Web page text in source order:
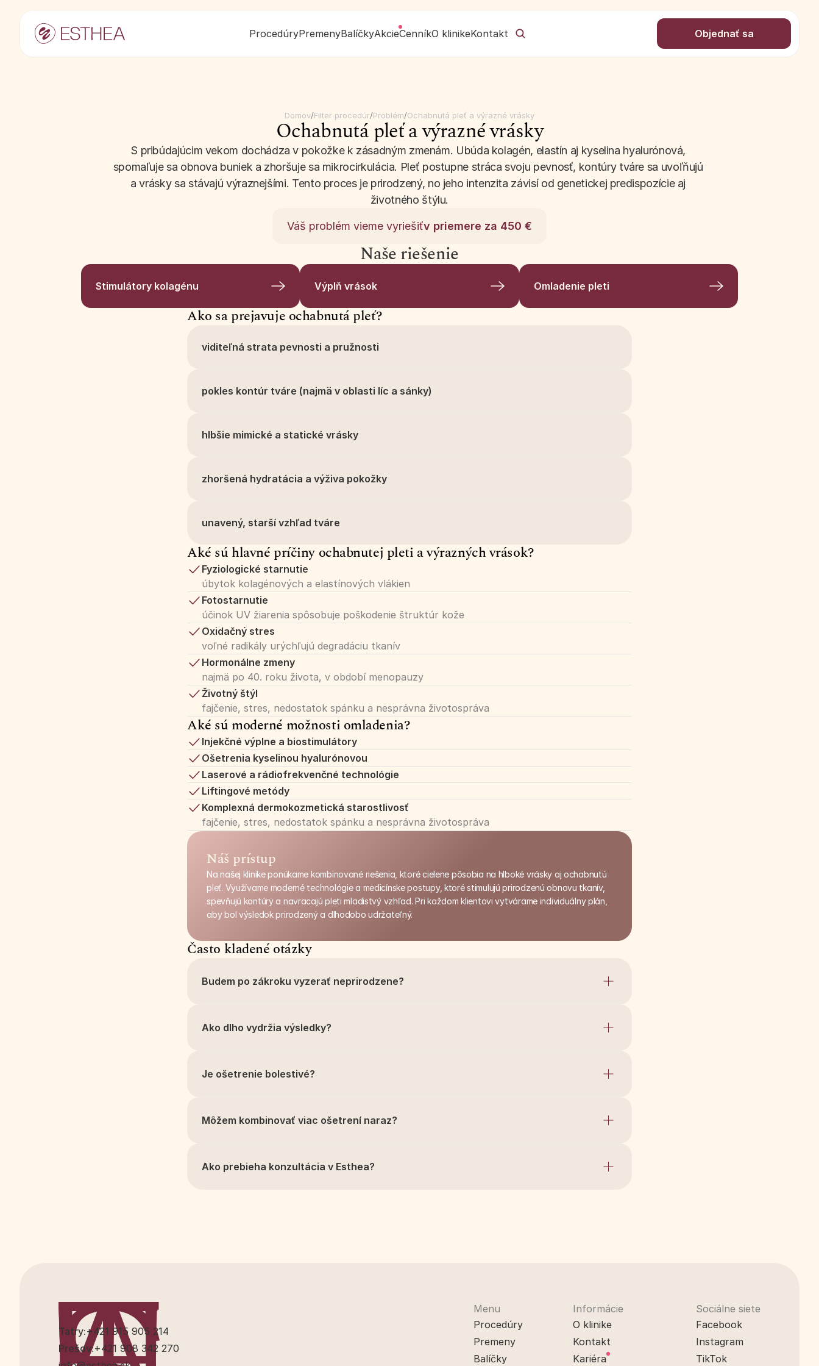
ProcedúryPremenyBalíčkyAkcieCenníkO klinikeKontakt Objednať sa
Domov/Filter procedúr/Problém/Ochabnutá pleť a výrazné vrásky
Ochabnutá pleť a výrazné vrásky
S pribúdajúcim vekom dochádza v pokožke k zásadným zmenám. Ubúda kolagén, elastín aj kyselina hyalurónová,
spomaľuje sa obnova buniek a zhoršuje sa mikrocirkulácia. Pleť postupne stráca svoju pevnosť, kontúry tváre sa uvoľňujú
a vrásky sa stávajú výraznejšími. Tento proces je prirodzený, no jeho intenzita závisí od genetickej predispozície aj
životného štýlu.
Váš problém vieme vyriešiťv priemere za 450 €
Naše riešenie
Stimulátory kolagénu Výplň vrások Omladenie pleti
Ako sa prejavuje ochabnutá pleť?
viditeľná strata pevnosti a pružnosti
pokles kontúr tváre (najmä v oblasti líc a sánky)
hlbšie mimické a statické vrásky
zhoršená hydratácia a výživa pokožky
unavený, starší vzhľad tváre
Aké sú hlavné príčiny ochabnutej pleti a výrazných vrások?
Fyziologické starnutie
úbytok kolagénových a elastínových vlákien
Fotostarnutie
účinok UV žiarenia spôsobuje poškodenie štruktúr kože
Oxidačný stres
voľné radikály urýchľujú degradáciu tkanív
Hormonálne zmeny
najmä po 40. roku života, v období menopauzy
Životný štýl
fajčenie, stres, nedostatok spánku a nesprávna životospráva
Aké sú moderné možnosti omladenia?
Injekčné výplne a biostimulátory
Ošetrenia kyselinou hyalurónovou
Laserové a rádiofrekvenčné technológie
Liftingové metódy
Komplexná dermokozmetická starostlivosť
fajčenie, stres, nedostatok spánku a nesprávna životospráva
Náš prístup
Na našej klinike ponúkame kombinované riešenia, ktoré cielene pôsobia na hlboké vrásky aj ochabnutú
pleť. Využívame moderné technológie a medicínske postupy, ktoré stimulujú prirodzenú obnovu tkanív,
spevňujú kontúry a navracajú pleti mladistvý vzhľad. Pri každom klientovi vytvárame individuálny plán,
aby bol výsledok prirodzený a dlhodobo udržateľný.
Často kladené otázky
Budem po zákroku vyzerať neprirodzene?
Ako dlho vydržia výsledky?
Je ošetrenie bolestivé?
Môžem kombinovať viac ošetrení naraz?
Ako prebieha konzultácia v Esthea?
Tatry:+421 915 905 214
Prešov:+421 908 342 270
Menu
Procedúry
Premeny
Balíčky
Informácie
O klinike
Kontakt
Kariéra
Sociálne siete
Facebook
Instagram
TikTok